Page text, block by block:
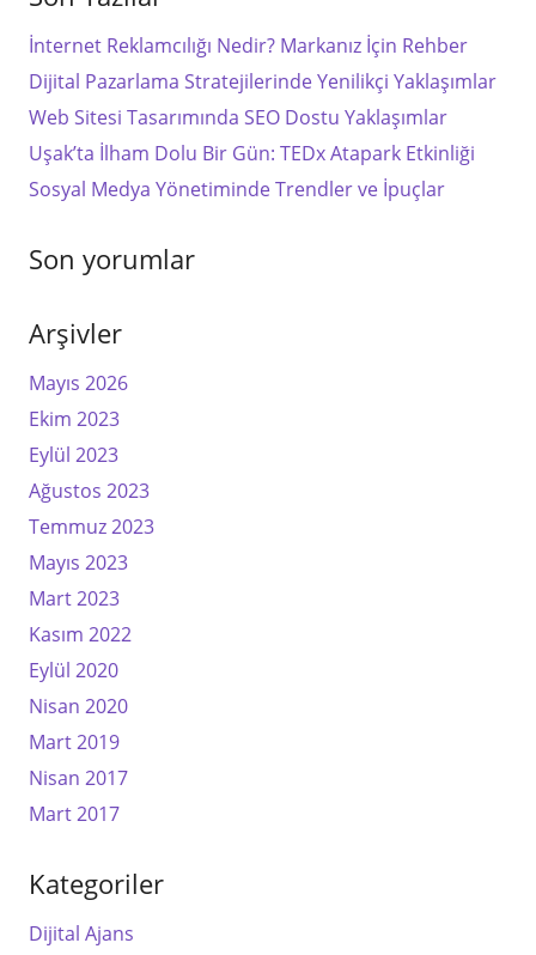
İnternet Reklamcılığı Nedir? Markanız İçin Rehber
Dijital Pazarlama Stratejilerinde Yenilikçi Yaklaşımlar
Web Sitesi Tasarımında SEO Dostu Yaklaşımlar
Uşak’ta İlham Dolu Bir Gün: TEDx Atapark Etkinliği
Sosyal Medya Yönetiminde Trendler ve İpuçlar
Son yorumlar
Arşivler
Mayıs 2026
Ekim 2023
Eylül 2023
Ağustos 2023
Temmuz 2023
Mayıs 2023
Mart 2023
Kasım 2022
Eylül 2020
Nisan 2020
Mart 2019
Nisan 2017
Mart 2017
Kategoriler
Dijital Ajans